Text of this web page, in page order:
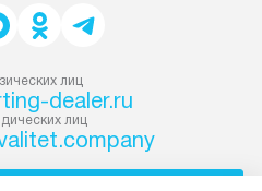
лиц
dealer.ru
лиц